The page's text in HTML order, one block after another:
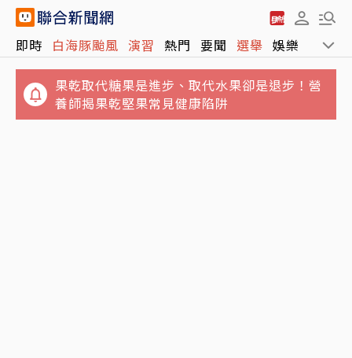
即時 白海豚颱風 演習 熱門 要聞 選舉 娛樂 運動
養師揭果乾堅果常見健康陷阱
吃海鮮麵險喪命！65歲翁敗血性休克住加護病
房 醫示警5隔夜菜直接丟